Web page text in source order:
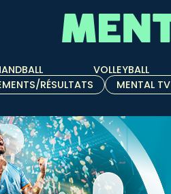
VOLLEYBALL
RÉSULTATS
MENTAL TV